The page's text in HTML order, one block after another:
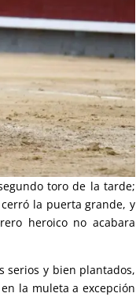
toro de la tarde;
la puerta grande, y
heroico no acabara
serios y bien plantados,
la muleta a excepción